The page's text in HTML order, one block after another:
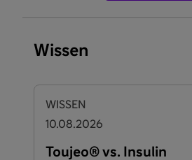
Wissen
WISSEN
10.08.2026
Toujeo® vs. Insulin